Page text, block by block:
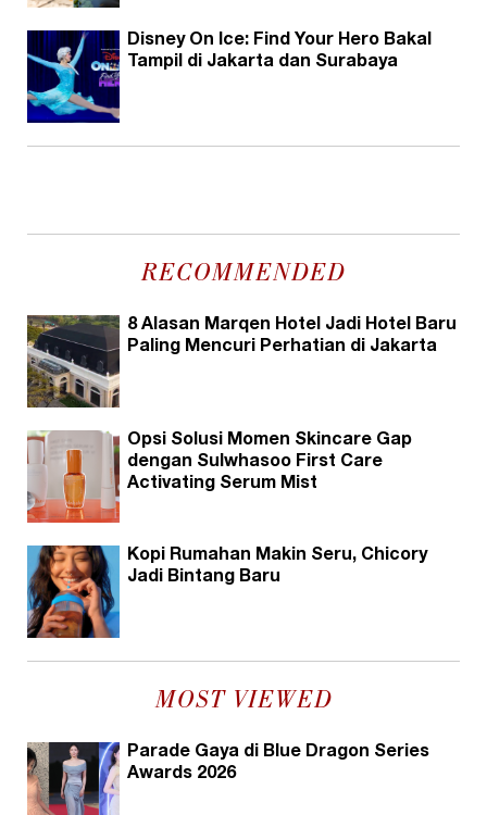
Disney On Ice: Find Your Hero Bakal
Tampil di Jakarta dan Surabaya
RECOMMENDED
8 Alasan Marqen Hotel Jadi Hotel Baru
Paling Mencuri Perhatian di Jakarta
Opsi Solusi Momen Skincare Gap
dengan Sulwhasoo First Care
Activating Serum Mist
Kopi Rumahan Makin Seru, Chicory
Jadi Bintang Baru
MOST VIEWED
Parade Gaya di Blue Dragon Series
Awards 2026